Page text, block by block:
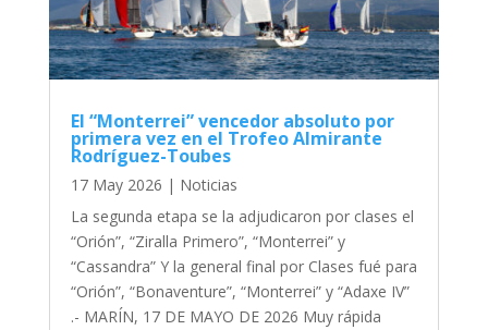
El “Monterrei” vencedor absoluto por
primera vez en el Trofeo Almirante
Rodríguez-Toubes
17 May 2026 | Noticias
La segunda etapa se la adjudicaron por clases el
“Orión”, “Ziralla Primero”, “Monterrei” y
“Cassandra” Y la general final por Clases fué para
“Orión”, “Bonaventure”, “Monterrei” y “Adaxe IV”
.- MARÍN, 17 DE MAYO DE 2026 Muy rápida